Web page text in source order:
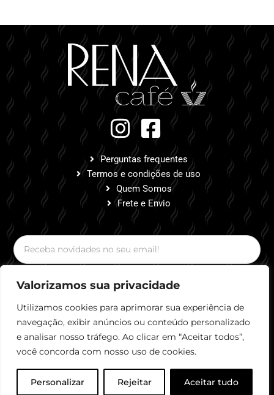
Valorizamos sua privacidade
Utilizamos cookies para aprimorar sua experiência de
navegação, exibir anúncios ou conteúdo personalizado
e analisar nosso tráfego. Ao clicar em “Aceitar todos”,
você concorda com nosso uso de cookies.
Personalizar Rejeitar Aceitar tudo
Perguntas frequentes
Termos e condições de uso
Quem Somos
Frete e Envio
Assinar!
16